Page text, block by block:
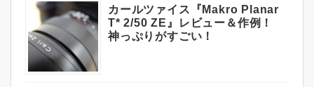
カールツァイス『Makro Planar
T* 2/50 ZE』レビュー＆作例！
神っぷりがすごい！